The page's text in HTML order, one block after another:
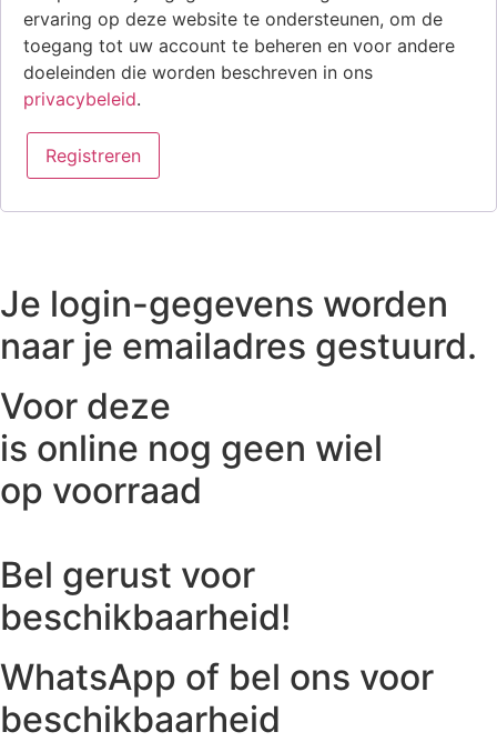
ervaring op deze website te ondersteunen, om de
toegang tot uw account te beheren en voor andere
doeleinden die worden beschreven in ons
privacybeleid.
Registreren
Je login-gegevens worden
naar je emailadres gestuurd.
Voor deze
is online nog geen wiel
op voorraad
Bel gerust voor
beschikbaarheid!
WhatsApp of bel ons voor
beschikbaarheid